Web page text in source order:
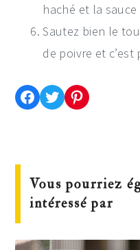
haché et la sauce
Sautez bien le
de poivre et c’est
Partager cette recette sur Facebook
Partager cette recette sur TwitterEnregistrer cette recette sur Pinterest
Vous pourriez
intéressé par